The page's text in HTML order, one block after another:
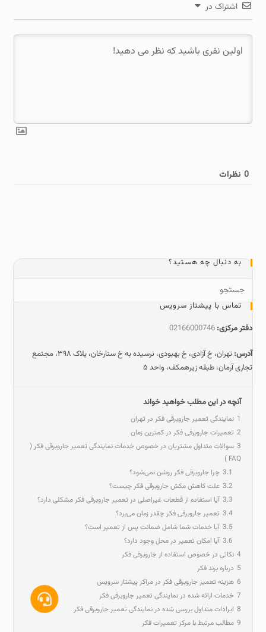
اشتراک در
0 نظرات
به دنبال چه هستید؟
تماس با پیشتاز سرویس
دفتر مرکزی: 02166000746
آدرس:
تهران، خ آزادی، خ بهبودی، نرسیده به خ ستارخان، پلاک ۳۹۸، مجتمع
تجاری آرمان، طبقه زیرهمکف، واحد ۵
آنچه در این مطلب خواهید خواند
1 نمایندگی تعمیر جاروبرقی فکر در تهران
2 تعمیرات جاروبرقی فکر در کمترین زمان
3 سوالات متداول مشتریان در خصوص خدمات نمایندگی تعمیر جاروبرقی فکر (
FAQ )
3.1 چرا جاروبرقی فکر روشن نمی‌شود؟
3.2 علت کاهش مکش جاروبرقی فکر چیست؟
3.3 آیا استفاده از قطعات غیر‌اصلی در تعمیر جاروبرقی فکر مشکلی دارد؟
3.4 تعمیر جاروبرقی فکر چقدر زمان می‌برد؟
3.5 آیا خدمات شما شامل ضمانت پس از تعمیر است؟
3.6 آیا امکان تعمیر در محل وجود دارد؟
4 نکاتی در خصوص استفاده از جاروبرقی فکر
5 درباره برند فکر
6 هزینه تعمیر جاروبرقی فکر در مراکز پیشتاز سرویس
7 خدمات ارائه شده در نمایندگی تعمیر جاروبرقی فکر
8 ایرادات متداول بررسی شده در نمایندگی تعمیر جاروبرقی فکر
9 مطالب مرتبط با مرکز تعمیرات فکر